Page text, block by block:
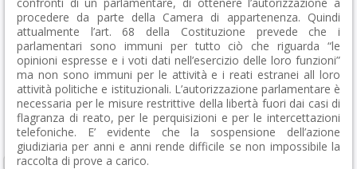
procedere da parte della Camera di appartenenza. Quindi
attualmente l’art. 68 della Costituzione prevede che i
parlamentari sono immuni per tutto ciò che riguarda “le
opinioni espresse e i voti dati nell’esercizio delle loro funzioni”
ma non sono immuni per le attività e i reati estranei all loro
attività politiche e istituzionali. L’autorizzazione parlamentare è
necessaria per le misure restrittive della libertà fuori dai casi di
flagranza di reato, per le perquisizioni e per le intercettazioni
telefoniche. E’ evidente che la sospensione dell’azione
giudiziaria per anni e anni rende difficile se non impossibile la
raccolta di prove a carico.